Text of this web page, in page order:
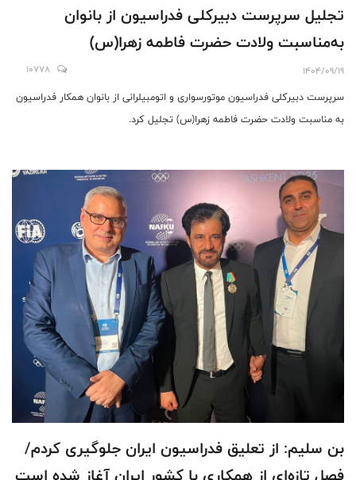
تجلیل سرپرست دبیرکلی فدراسیون از بانوان
به‌مناسبت ولادت حضرت فاطمه زهرا(س)
1404/09/19
10778
سرپرست دبیرکلی فدراسیون موتورسواری و اتومبیلرانی از بانوان همکار فدراسیون
به مناسبت ولادت حضرت فاطمه زهرا(س) تجلیل کرد.
بن سلیم: از تعلیق فدراسیون ایران جلوگیری کردم/